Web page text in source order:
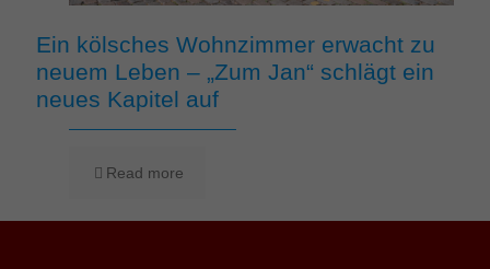
Ein kölsches Wohnzimmer erwacht zu
neuem Leben – „Zum Jan“ schlägt ein
neues Kapitel auf
Read more